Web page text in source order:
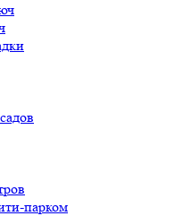
парком